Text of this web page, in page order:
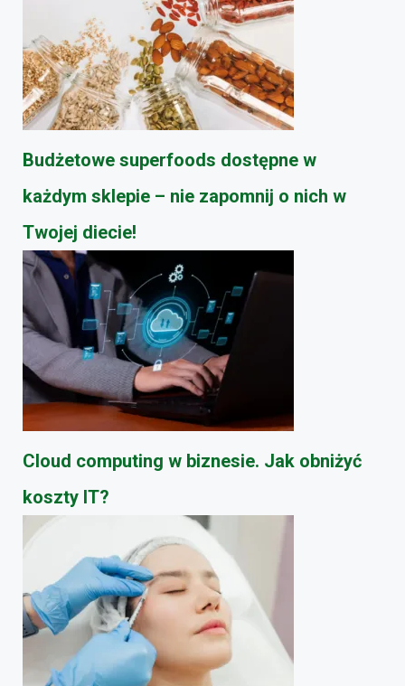
Budżetowe superfoods dostępne w
każdym sklepie – nie zapomnij o nich w
Twojej diecie!
Cloud computing w biznesie. Jak obniżyć
koszty IT?